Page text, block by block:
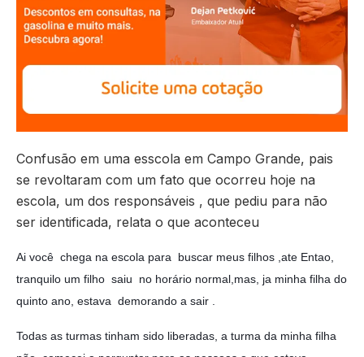
Confusão em uma esscola em Campo Grande, pais
se revoltaram com um fato que ocorreu hoje na
escola, um dos responsáveis , que pediu para não
ser identificada, relata o que aconteceu
Ai você chega na escola para buscar meus filhos ,ate Entao,
tranquilo um filho saiu no horário normal,mas, ja minha filha do
quinto ano, estava demorando a sair .
Todas as turmas tinham sido liberadas, a turma da minha filha